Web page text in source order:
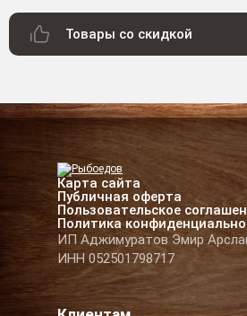
Товары со скидкой
Карта сайта
Публичная оферта
Пользовательское
Политика
ИП Аджимуратов Эмир
ИНН 052501798717